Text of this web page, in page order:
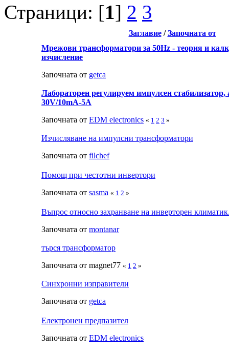
Страници: [1] 2 3
Заглавие/Започната от
Мрежови трансформатори за 50Hz - теория и
изчисление
Започната от getca
Лабораторен регулируем импулсен стабилизатор,
30V/10mA-5A
Започната от EDM electronics « 1 2 3 »
Изчисляване на импулсни трансформатори
Започната от filchef
Помощ при честотни инвертори
Започната от sasma « 1 2 »
Въпрос относно захранване на инверторен
Започната от montanar
търся трансформатор
Започната от magnet77 « 1 2 »
Синхронни изправители
Започната от getca
Електронен предпазител
Започната от EDM electronics